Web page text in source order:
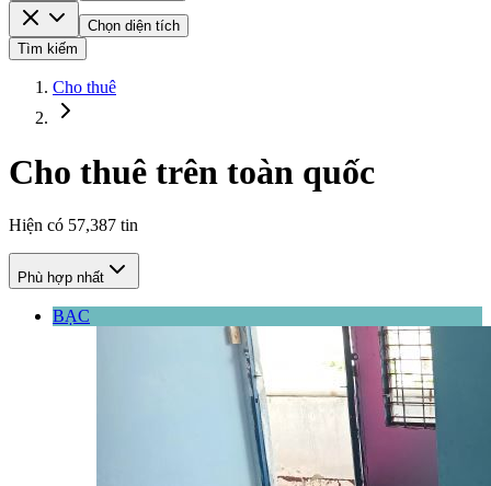
Chọn diện tích
Tìm kiếm
Cho thuê
Cho thuê trên toàn quốc
Hiện có 57,387 tin
Phù hợp nhất
BẠC